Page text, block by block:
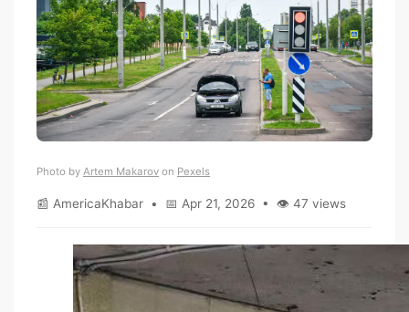
Photo by Artem Makarov on Pexels
📰 AmericaKhabar • 📅 Apr 21, 2026 • 👁 47 views